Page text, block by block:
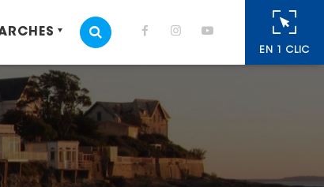
EN 1 CLIC
MOTEUR DE RECHERCHE